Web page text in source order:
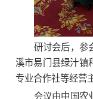
研讨会后，参
溪市易门县绿汁镇
专业合作社等经营
会议由中国农